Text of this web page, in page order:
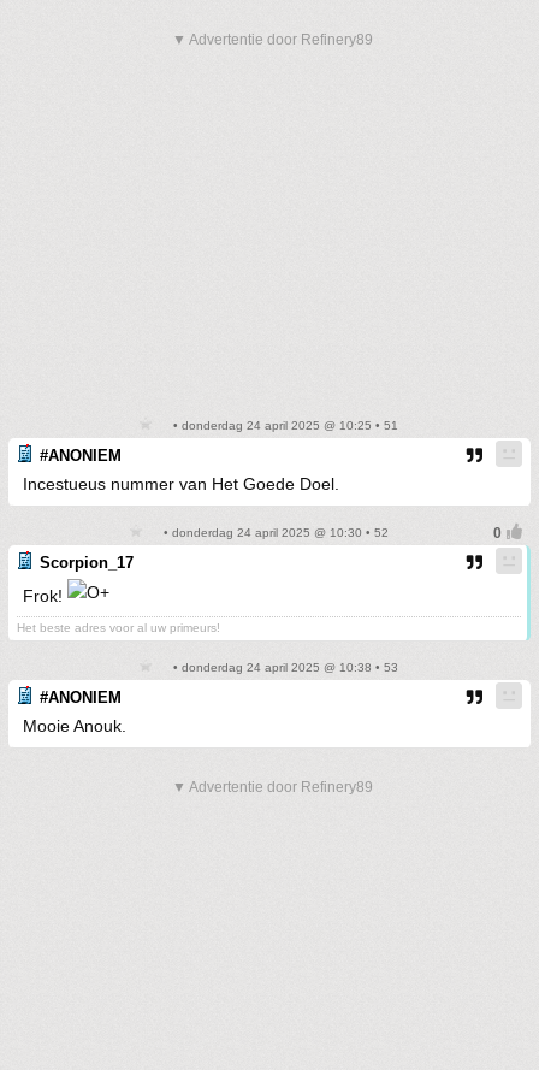
▼ Advertentie door Refinery89
• donderdag 24 april 2025 @ 10:25 • 51
#ANONIEM
Incestueus nummer van Het Goede Doel.
• donderdag 24 april 2025 @ 10:30 • 52
Scorpion_17
Frok!
Het beste adres voor al uw primeurs!
• donderdag 24 april 2025 @ 10:38 • 53
#ANONIEM
Mooie Anouk.
▼ Advertentie door Refinery89